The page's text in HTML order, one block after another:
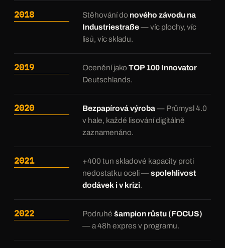
2018 Stěhování do nového závodu na
Industriestraße— víc plochy, víc
lisů, víc skladu.
2019 Ocenění jakoTOP 100 Innovator
Deutschlands.
2020 Bezpapírová výroba— Průmysl 4.0
v hale, každé lisování digitálně
zaznamenáno.
2021
+400 tun skladové kapacity proti
nedostatku oceli —spolehlivost
dodávek i v krizi.
2022 Podruhé šampion růstu (FOCUS)
— a 48h expres v programu.